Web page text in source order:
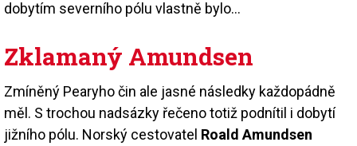
dobytím severního pólu vlastně bylo…
Zklamaný Amundsen
Zmíněný Pearyho čin ale jasné následky každopádně
měl. S trochou nadsázky řečeno totiž podnítil i dobytí
jižního pólu. Norský cestovatel Roald Amundsen